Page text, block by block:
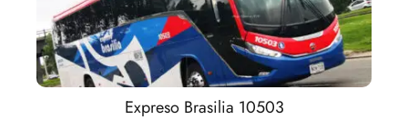
Expreso Brasilia 10503